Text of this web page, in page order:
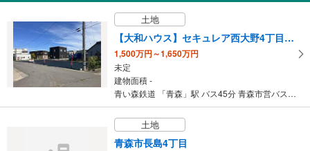
青森県八戸市桜ケ丘4丁目
土地
【大和ハウス】セキュレア西大野4丁目 （建築条件付宅地分譲）
1,500万円～1,650万円
未定
建物面積 -
青い森鉄道 「青森」駅 バス45分 青森市営バス大野山下 バス停下車 徒歩3分
土地
青森市長島4丁目